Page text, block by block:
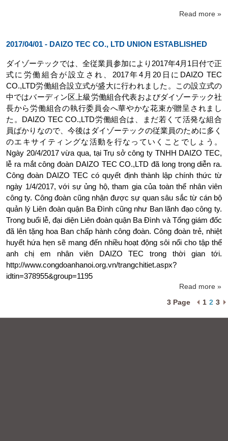
Read more »
2017/04/01 - DAIZO TEC CO., LTD UNION ESTABLISHED
ダイゾーテックでは、全従業員参加により2017年4月1日付で正
式に労働組合が設立され、2017年4月20日にDAIZO TEC
CO.,LTD労働組合設立式が盛大に行われました。この設立式の
中ではバーディン区上級労働組合代表およびダイゾーテック社
長から労働組合の執行委員会へ華やかな花束が贈呈されまし
た。DAIZO TEC CO.,LTD労働組合は、まだ若くて活発な組合
員ばかりなので、今後はダイゾーテックの従業員のために多く
のエキサイティングな活動を行なっていくことでしょう。
Ngày 20/4/2017 vừa qua, tại Trụ sở công ty TNHH DAIZO TEC,
lễ ra mắt công đoàn DAIZO TEC CO.,LTD đã long trọng diễn ra.
Công đoàn DAIZO TEC có quyết định thành lập chính thức từ
ngày 1/4/2017, với sự ủng hộ, tham gia của toàn thể nhân viên
công ty. Công đoàn cũng nhận được sự quan sâu sắc từ cán bộ
quản lý Liên đoàn quận Ba Đình cũng như Ban lãnh đạo công ty.
Trong buổi lễ, đại diện Liên đoàn quận Ba Đình và Tổng giám đốc
đã lên tặng hoa Ban chấp hành công đoàn. Công đoàn trẻ, nhiệt
huyết hứa hẹn sẽ mang đến nhiều hoạt động sôi nổi cho tập thể
anh chị em nhân viên DAIZO TEC trong thời gian tới.
http://www.congdoanhanoi.org.vn/trangchitiet.aspx?
idtin=378955&group=1195
Read more »
3 Page
1 2 3